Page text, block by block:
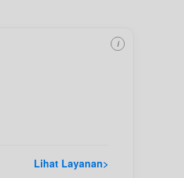
Lihat Layanan>
i